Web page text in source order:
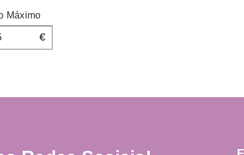
(271)
(356)
(2)
Máximo
€